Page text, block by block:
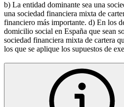
b) La entidad dominante sea una
una sociedad financiera mixta de
financiero más importante. d) En los
domicilio social en España que sean
sociedad financiera mixta de cartera
los que se aplique los supuestos de